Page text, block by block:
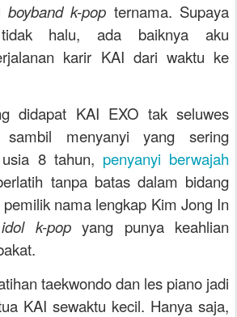
boyband k-pop ternama. Supaya
halu, ada baiknya aku
karir KAI dari waktu ke
didapat KAI EXO tak seluwes
sambil menyanyi yang sering
8 tahun, penyanyi berwajah
tanpa batas dalam bidang
nama lengkap Kim Jong In
idol k-popyang punya keahlian
taekwondo dan les piano jadi
KAI sewaktu kecil. Hanya saja,